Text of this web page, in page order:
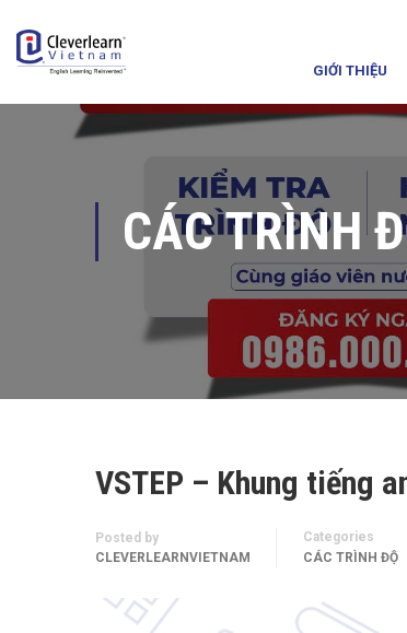
GIỚI THIỆU
CÁC TRÌNH
VSTEP – Khung tiếng
Posted by
CLEVERLEARNVIETNAM
Categories
CÁC TRÌNH ĐỘ